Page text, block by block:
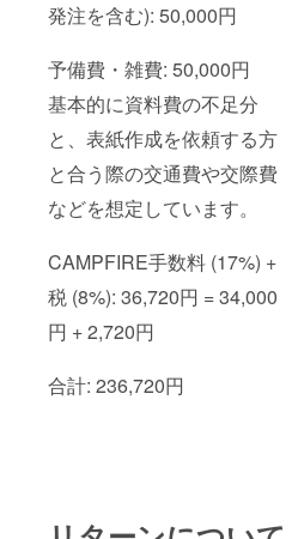
発注を含む): 50,000円
予備費・雑費: 50,000円
基本的に資料費の不足分
と、表紙作成を依頼する方
と合う際の交通費や交際費
などを想定しています。
CAMPFIRE手数料 (17%) +
税 (8%): 36,720円 = 34,000
円 + 2,720円
合計: 236,720円